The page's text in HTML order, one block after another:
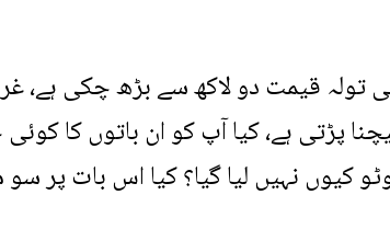
تولہ قیمت دو لاکھ سے بڑھ چکی ہے،
پڑتی ہے، کیا آپ کو ان باتوں کا
نہیں لیا گیا؟ کیا اس بات پر سو